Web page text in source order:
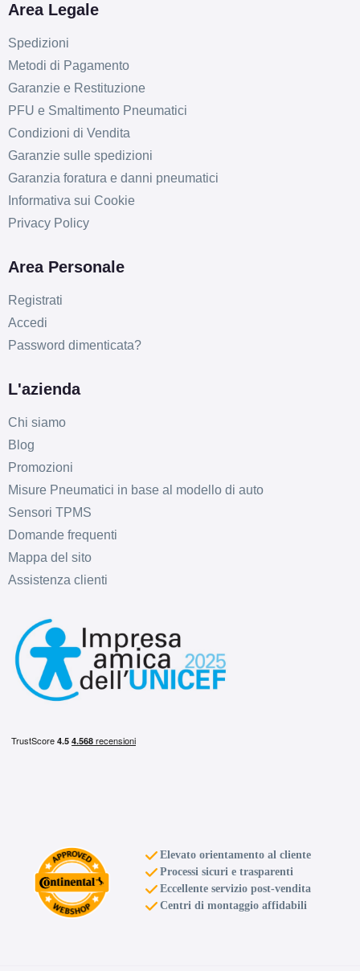
Area Legale
Spedizioni
Metodi di Pagamento
Garanzie e Restituzione
PFU e Smaltimento Pneumatici
Condizioni di Vendita
Garanzie sulle spedizioni
Garanzia foratura e danni pneumatici
Informativa sui Cookie
Privacy Policy
Area Personale
Registrati
Accedi
Password dimenticata?
L'azienda
Chi siamo
Blog
Promozioni
Misure Pneumatici in base al modello di auto
Sensori TPMS
Domande frequenti
Mappa del sito
Assistenza clienti
Elevato orientamento al cliente
Processi sicuri e trasparenti
Eccellente servizio post-vendita
Centri di montaggio affidabili